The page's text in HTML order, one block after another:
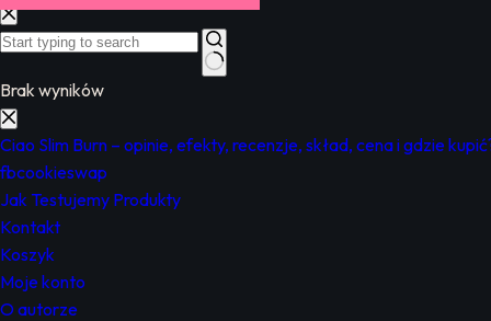
Brak wyników
Ciao Slim Burn – opinie, efekty, recenzje, skład, cena i gdzie
fbcookieswap
Jak Testujemy Produkty
Kontakt
Koszyk
Moje konto
O autorze